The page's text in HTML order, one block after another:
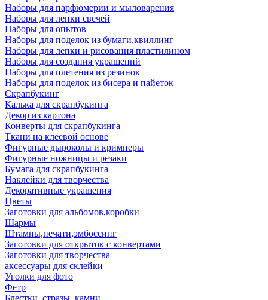
Наборы для парфюмерии и мыловарения
Наборы для лепки свечей
Наборы для опытов
Наборы для поделок из бумаги,квиллинг
Наборы для лепки и рисования пластилином
Наборы для создания украшений
Наборы для плетения из резинок
Наборы для поделок из бисера и пайеток
Скрапбукинг
Калька для скрапбукинга
Декор из картона
Конверты для скрапбукинга
Ткани на клеевой основе
Фигурные дыроколы и кримперы
Фигурные ножницы и резаки
Бумага для скрапбукинга
Наклейки для творчества
Декоративные украшения
Цветы
Заготовки для альбомов,коробки
Шармы
Штампы,печати,эмбоссинг
Заготовки для открыток с конвертами
Заготовки для творчества
аксессуары для склейки
Уголки для фото
Фетр
Блестки, стразы, камни